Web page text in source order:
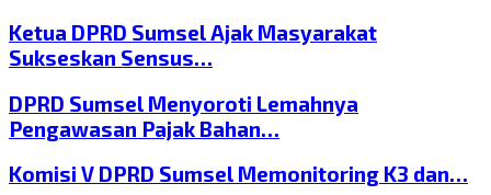
Ketua DPRD Sumsel Ajak Masyarakat
Sukseskan Sensus…
DPRD Sumsel Menyoroti Lemahnya
Pengawasan Pajak Bahan…
Komisi V DPRD Sumsel Memonitoring K3 dan…